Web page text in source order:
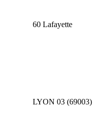
60 Lafayette
LYON 03 (69003)